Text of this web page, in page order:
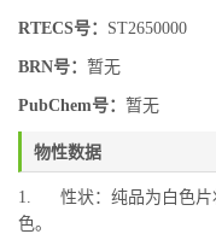
RTECS号： ST2650000
BRN号： 暂无
PubChem号： 暂无
物性数据
1. 性状：纯品为白色片
色。